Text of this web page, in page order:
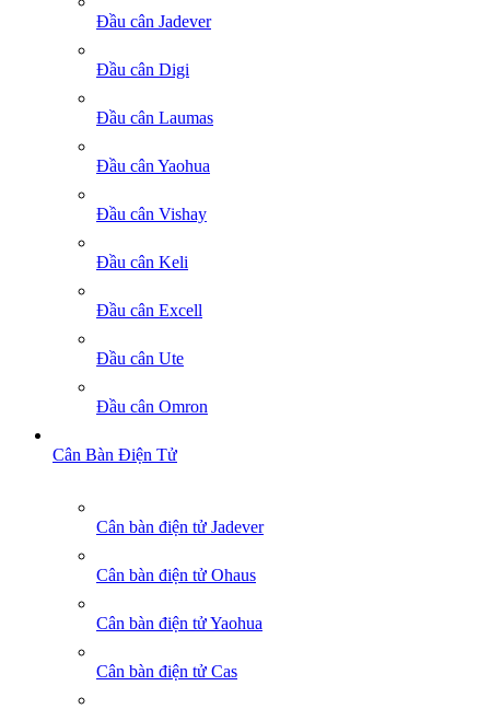
Đầu cân Jadever
Đầu cân Digi
Đầu cân Laumas
Đầu cân Yaohua
Đầu cân Vishay
Đầu cân Keli
Đầu cân Excell
Đầu cân Ute
Đầu cân Omron
Cân Bàn Điện Tử
Cân bàn điện tử Jadever
Cân bàn điện tử Ohaus
Cân bàn điện tử Yaohua
Cân bàn điện tử Cas